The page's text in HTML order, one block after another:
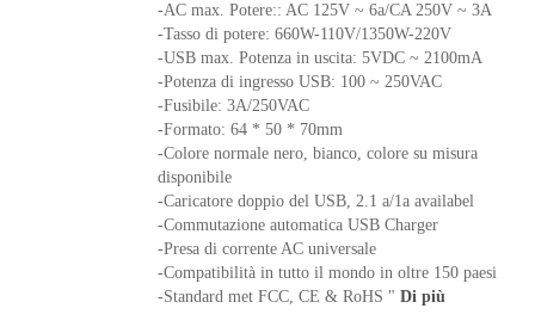
-AC max. Potere:: AC 125V ~ 6a/CA 250V ~ 3A
-Tasso di potere: 660W-110V/1350W-220V
-USB max. Potenza in uscita: 5VDC ~ 2100mA
-Potenza di ingresso USB: 100 ~ 250VAC
-Fusibile: 3A/250VAC
-Formato: 64 * 50 * 70mm
-Colore normale nero, bianco, colore su misura
disponibile
-Caricatore doppio del USB, 2.1 a/1a availabel
-Commutazione automatica USB Charger
-Presa di corrente AC universale
-Compatibilità in tutto il mondo in oltre 150 paesi
-Standard met FCC, CE & RoHS " Di più